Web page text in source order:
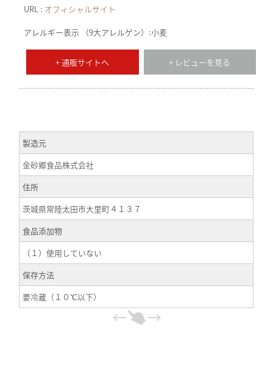
URL : オフィシャルサイト
アレルギー表示 （9大アレルゲン）:小麦
+ 通販サイトへ + レビューを見る
製造元
金砂郷食品株式会社
住所
茨城県常陸太田市大里町４１３７
食品添加物
（１）使用していない
保存方法
要冷蔵（１０℃以下）